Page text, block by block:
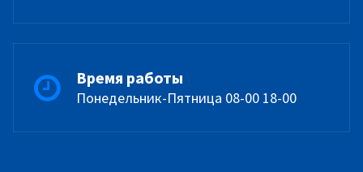
Время работы
Понедельник-Пятница 08-00 18-00